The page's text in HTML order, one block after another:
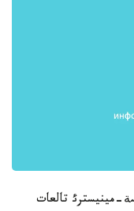
مينيسترئ تالعات